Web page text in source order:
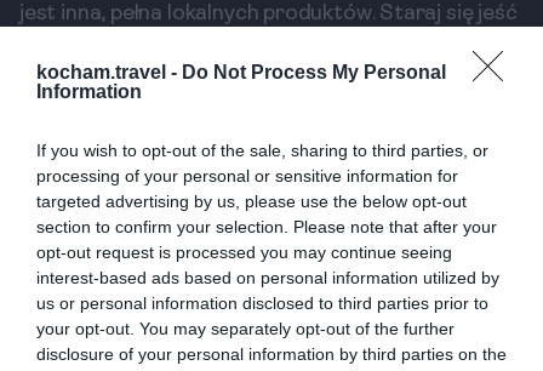
kocham.travel - Do Not Process My Personal
Information
If you wish to opt-out of the sale, sharing to third parties, or
processing of your personal or sensitive information for
targeted advertising by us, please use the below opt-out
section to confirm your selection. Please note that after your
opt-out request is processed you may continue seeing
interest-based ads based on personal information utilized by
us or personal information disclosed to third parties prior to
your opt-out. You may separately opt-out of the further
disclosure of your personal information by third parties on the
jest inna, pełna lokalnych produktów. Staraj się jeść
tam, gdzie jadają mieszkańcy – to najlepszy sposób,
aby poczuć autentyczność lokalnej kultury.
Warto odwiedzić lokale, które są popularne wśród
mieszkańców. Kafejki w okolicach Židovskiej
dzielnicy oferują pyszne jedzenie w przystępnych
cenach. Lokalne tawerny zachwycają przytulnym
klimatem oraz domowymi potrawami, które
zachwycą Twoje podniebienie. Nie zapomnij
spróbować piwa z lokalnych browarów.